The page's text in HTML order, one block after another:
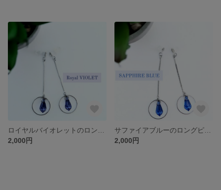
2,000円
2,000円